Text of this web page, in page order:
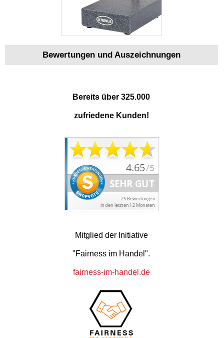
Bewertungen und Auszeichnungen
Bereits über 325.000
zufriedene Kunden!
Mitglied der Initiative
"Fairness im Handel".
fairness-im-handel.de